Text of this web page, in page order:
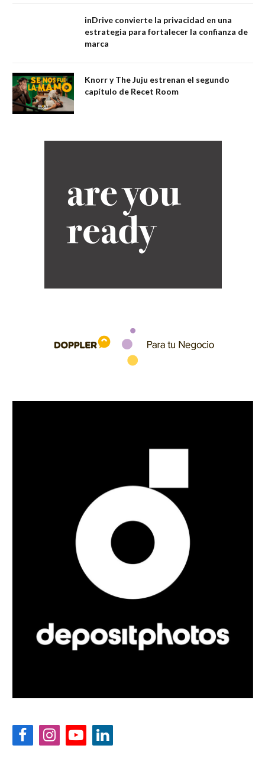
inDrive convierte la privacidad en una
estrategia para fortalecer la confianza de
marca
Knorr y The Juju estrenan el segundo
capítulo de Recet Room
FacebookInstagramYouTubeLinkedIn